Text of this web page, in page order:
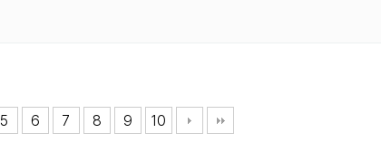
5 6 7 8 9 10